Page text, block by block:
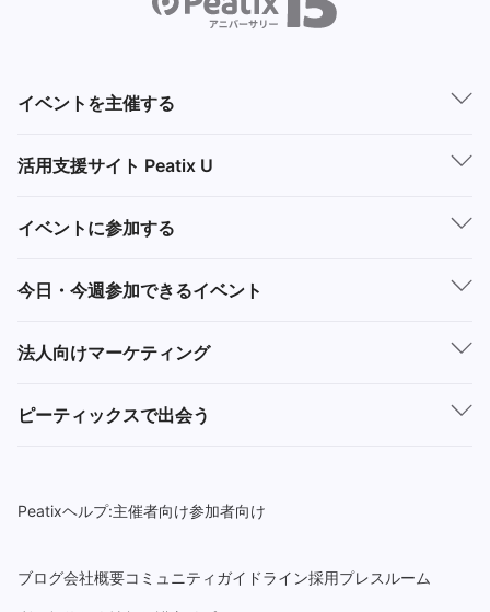
イベントを主催する
活用支援サイト Peatix U
イベントに参加する
今日・今週参加できるイベント
法人向けマーケティング
ピーティックスで出会う
Peatixヘルプ:主催者向け参加者向け
ブログ会社概要コミュニティガイドライン採用プレスルーム